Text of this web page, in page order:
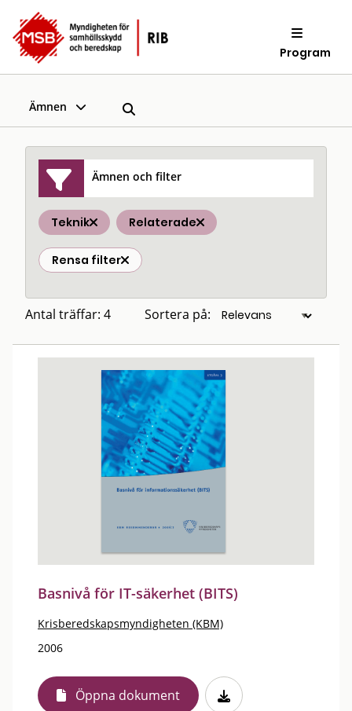
Program
Ämnen
Ämnen och filter
Teknik Relaterade
Rensa filter
Antal träffar: 4 Sortera på:
Basnivå för IT-säkerhet (BITS)
Krisberedskapsmyndigheten (KBM)
2006
Öppna dokument